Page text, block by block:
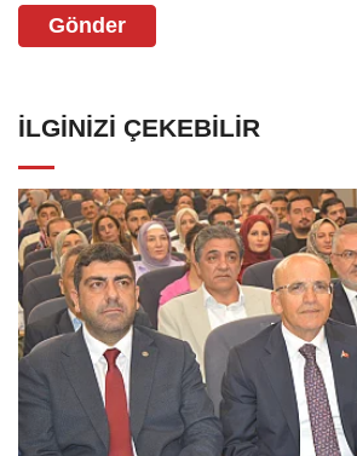
Gönder
İLGINIZI ÇEKEBILIR